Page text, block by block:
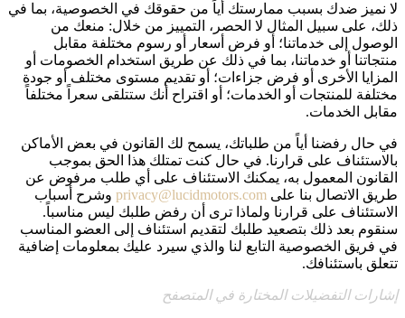
لا نميز ضدك بسبب ممارستك أياً من حقوقك في الخصوصية، بما في
ذلك، على سبيل المثال لا الحصر، التمييز من خلال: منعك من
الوصول إلى خدماتنا؛ أو فرض أسعار أو رسوم مختلفة مقابل
منتجاتنا أو خدماتنا، بما في ذلك عن طريق استخدام الخصومات أو
المزايا الأخرى أو فرض جزاءات؛ أو تقديم مستوى مختلف أو جودة
مختلفة للمنتجات أو الخدمات؛ أو اقتراح أنك ستتلقى سعراً مختلفاً
مقابل الخدمات.
في حال رفضنا أياً من طلباتك، يسمح لك القانون في بعض الأماكن
بالاستئناف على قرارنا. في حال كنت تمتلك هذا الحق بموجب
القانون المعمول به، يمكنك الاستئناف على أي طلب مرفوض عن
طريق الاتصال بنا على privacy@lucidmotors.com وشرح أسباب
الاستئناف على قرارنا ولماذا ترى أن رفض طلبك ليس مناسباً.
سنقوم بعد ذلك بتصعيد طلبك لتقديم استئناف إلى العضو المناسب
في فريق الخصوصية التابع لنا والذي سيرد عليك بمعلومات إضافية
تتعلق باستئنافك.
إشارات التفضيلات المختارة في المتصفح